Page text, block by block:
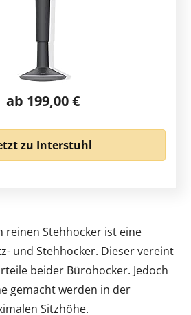
ab 199,00 €
zu Interstuhl
reinen Stehhocker ist eine
und Stehhocker. Dieser vereint
beider Bürohocker. Jedoch
gemacht werden in der
Sitzhöhe.